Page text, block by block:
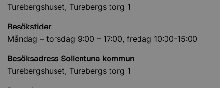
Turebergshuset, Turebergs torg 1
Besökstider
Måndag – torsdag 9:00 – 17:00, fredag 10:00-15:00
Besöksadress Sollentuna kommun
Turebergshuset, Turebergs torg 1